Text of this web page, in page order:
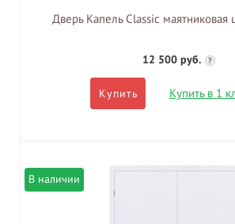
Дверь Капель Classic маятниковая
12 500 руб. ?
Купить Купить в 1
В наличии